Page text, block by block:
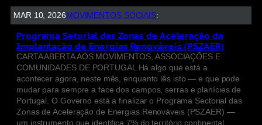
MAR 10, 2026 MOVIMENTOS SOCIAIS:
Programa Setorial das Zonas de Aceleração da
Implantação de Energias Renováveis (PSZAER)
CARTA ABERTA AOS MOVIMENTOS, ASSOCIAÇÕES E
COMUNIDADES DE PORTUGAL Há algo que está a
acontecer agora, neste mês, enquanto lês isto — e que pode
mudar para sempre a face dos campos, serras e planícies de
Portugal. O Governo está a finalizar o Programa Sectorial das
Zonas de Aceleração de Energias Renováveis (PSZAER) —
um instrumento que identifica 7% do território continental